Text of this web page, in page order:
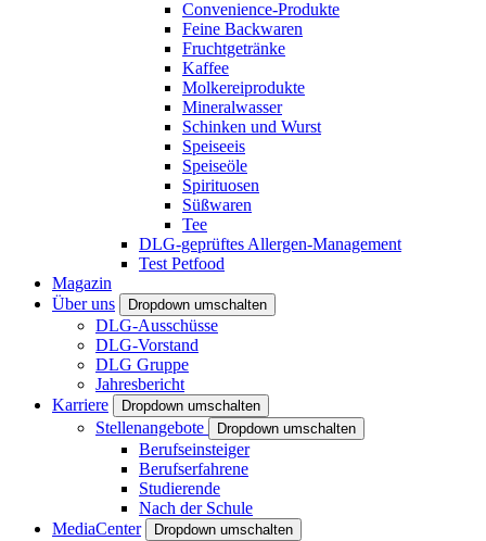
Convenience-Produkte
Feine Backwaren
Fruchtgetränke
Kaffee
Molkereiprodukte
Mineralwasser
Schinken und Wurst
Speiseeis
Speiseöle
Spirituosen
Süßwaren
Tee
DLG-geprüftes Allergen-Management
Test Petfood
Magazin
Über uns
Dropdown umschalten
DLG-Ausschüsse
DLG-Vorstand
DLG Gruppe
Jahresbericht
Karriere
Dropdown umschalten
Stellenangebote Dropdown umschalten
Berufseinsteiger
Berufserfahrene
Studierende
Nach der Schule
MediaCenter
Dropdown umschalten